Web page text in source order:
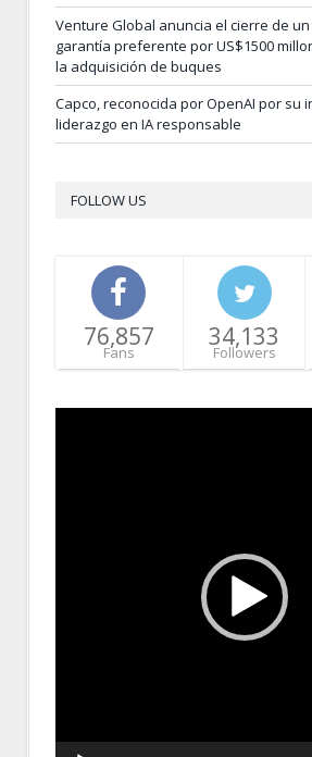
Venture Global anuncia el cierre de
garantía preferente por US$1500
la adquisición de buques
Capco, reconocida por OpenAI por su
liderazgo en IA responsable
FOLLOW US
76,857
Fans
34,133
Followers